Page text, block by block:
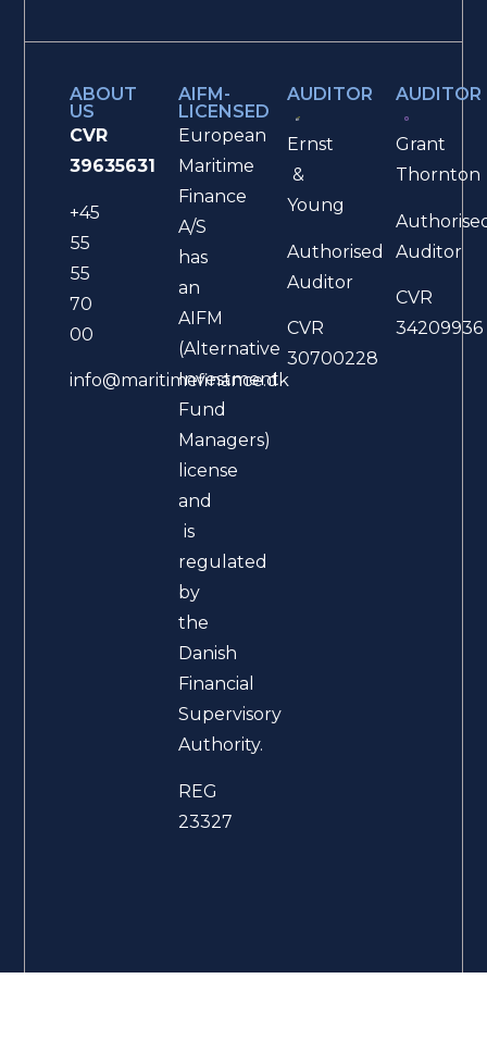
ABOUT
US
CVR
39635631
+45
55
55
70
00
info@maritimefinance.dk
AIFM-
LICENSED
European
Maritime
Finance
A/S
has
an
AIFM
(Alternative
Investment
Fund
Managers)
license
and
is
regulated
by
the
Danish
Financial
Supervisory
Authority.
REG
23327
AUDITOR
Ernst
&
Young
Authorised
Auditor
CVR
30700228
AUDITOR
Grant
Thornton
Auditor
CVR
34209936